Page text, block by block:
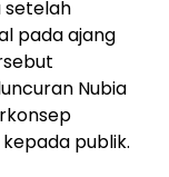
setelah
pada ajang
Nubia
publik.